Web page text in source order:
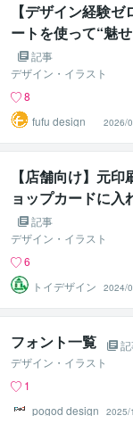
【デザイン経験
ートを使って“魅
単に作る方法
記事
デザイン・イラスト
8
fufu design
2026/
【店舗向け】元
ョップカードに入
記事
デザイン・イラスト
6
トイデザイン
2024/
フォント一覧
デザイン・イラスト
1
pogod design
2025/